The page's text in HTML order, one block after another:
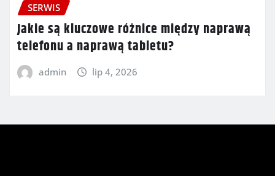
SERWIS
Jakie są kluczowe różnice między naprawą
telefonu a naprawą tabletu?
admin lip 4, 2026